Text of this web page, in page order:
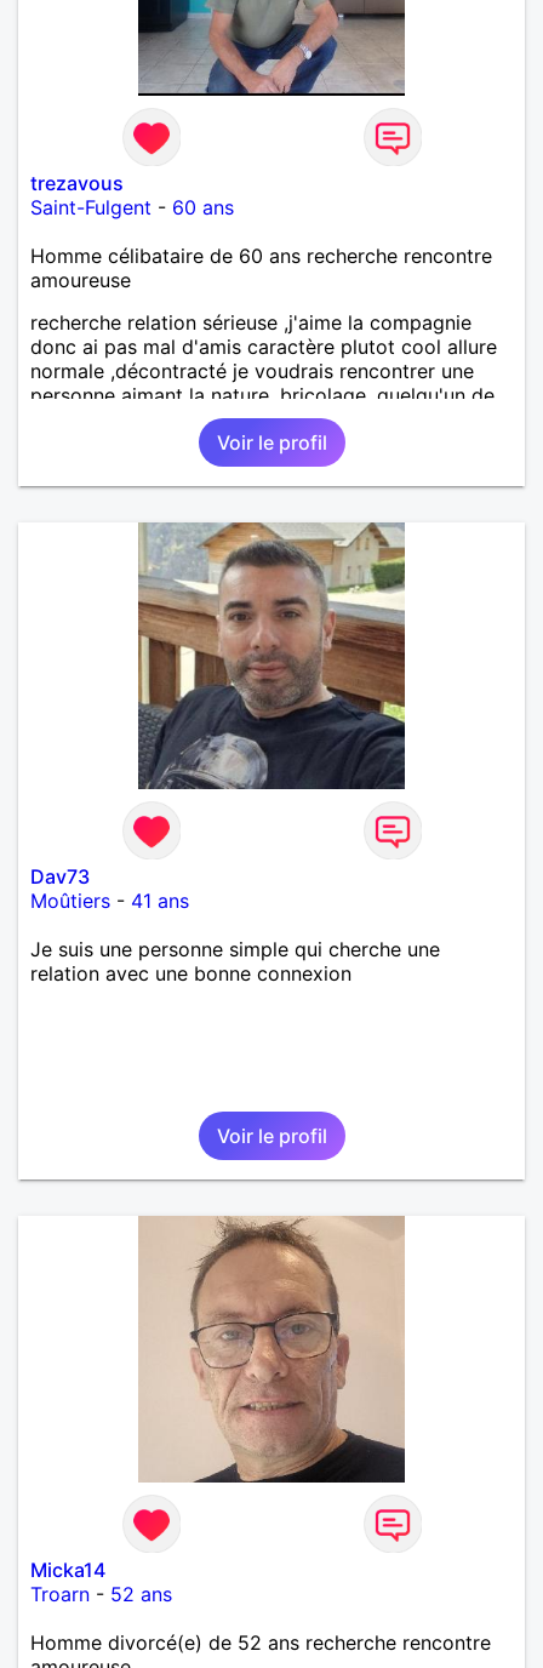
trezavous
Saint-Fulgent - 60 ans
Homme célibataire de 60 ans recherche rencontre
amoureuse
recherche relation sérieuse ,j'aime la compagnie
donc ai pas mal d'amis caractère plutot cool allure
normale ,décontracté je voudrais rencontrer une
personne aimant la nature ,bricolage ,quelqu'un de
simple et naturel à vos claviers mesdames
Voir le profil
Dav73
Moûtiers - 41 ans
Je suis une personne simple qui cherche une
relation avec une bonne connexion
Voir le profil
Micka14
Troarn - 52 ans
Homme divorcé(e) de 52 ans recherche rencontre